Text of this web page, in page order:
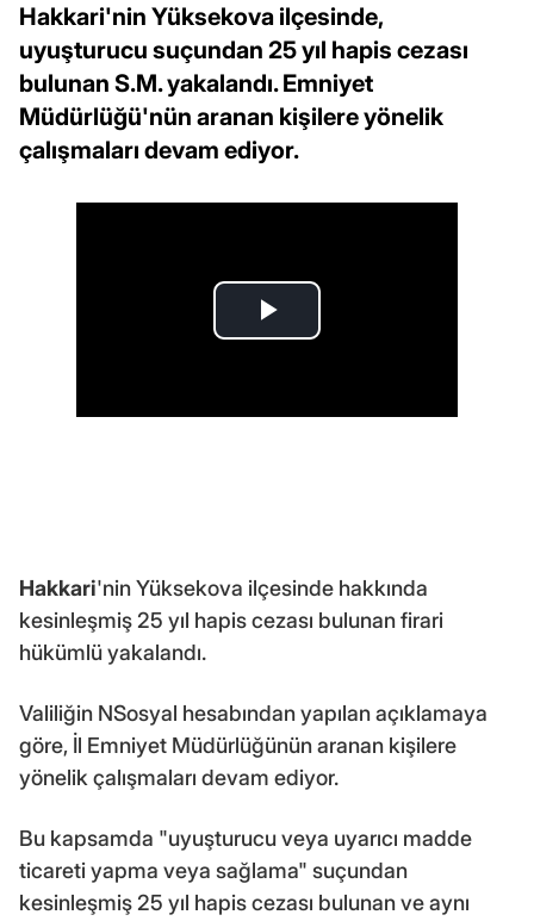
Hakkari'nin Yüksekova ilçesinde,
uyuşturucu suçundan 25 yıl hapis cezası
bulunan S.M. yakalandı. Emniyet
Müdürlüğü'nün aranan kişilere yönelik
çalışmaları devam ediyor.
Hakkari'nin Yüksekova ilçesinde hakkında
kesinleşmiş 25 yıl hapis cezası bulunan firari
hükümlü yakalandı.
Valiliğin NSosyal hesabından yapılan açıklamaya
göre, İl Emniyet Müdürlüğünün aranan kişilere
yönelik çalışmaları devam ediyor.
Bu kapsamda "uyuşturucu veya uyarıcı madde
ticareti yapma veya sağlama" suçundan
kesinleşmiş 25 yıl hapis cezası bulunan ve aynı